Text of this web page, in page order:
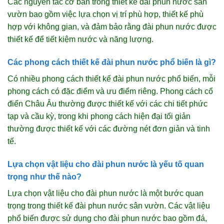
Các nguyên tắc cơ bản trong thiết kế đài phun nước sân
vườn bao gồm việc lựa chọn vị trí phù hợp, thiết kế phù
hợp với không gian, và đảm bảo rằng đài phun nước được
thiết kế để tiết kiệm nước và năng lượng.
Các phong cách thiết kế đài phun nước phổ biến là gì?
Có nhiều phong cách thiết kế đài phun nước phổ biến, mỗi
phong cách có đặc điểm và ưu điểm riêng. Phong cách cổ
điển Châu Âu thường được thiết kế với các chi tiết phức
tạp và cầu kỳ, trong khi phong cách hiện đại tối giản
thường được thiết kế với các đường nét đơn giản và tinh
tế.
Lựa chọn vật liệu cho đài phun nước là yếu tố quan
trọng như thế nào?
Lựa chọn vật liệu cho đài phun nước là một bước quan
trọng trong thiết kế đài phun nước sân vườn. Các vật liệu
phổ biến được sử dụng cho đài phun nước bao gồm đá,